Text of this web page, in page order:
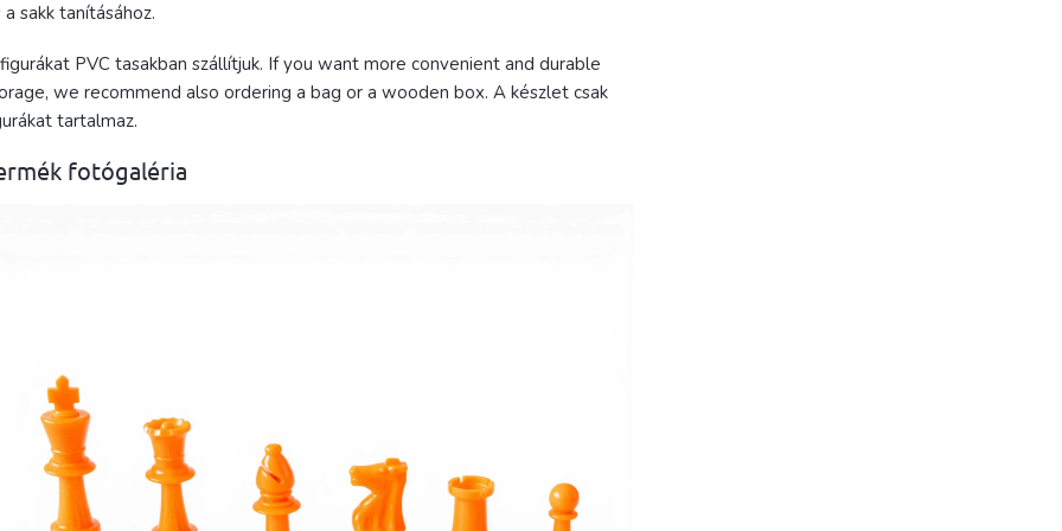
a sakk tanításához.
PVC tasakban szállítjuk. If you want more convenient and durable
we recommend also ordering a bag or a wooden box. A készlet csak
tartalmaz.
fotógaléria